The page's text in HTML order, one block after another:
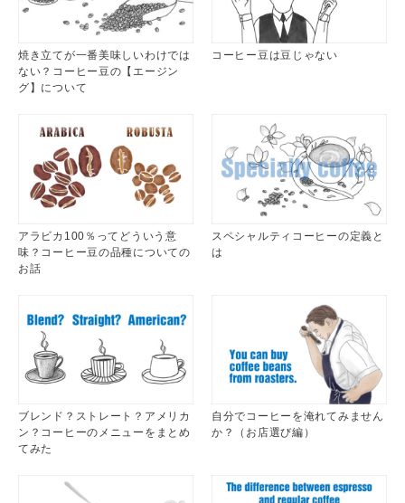
焼き立てが一番美味しいわけでは
ない？コーヒー豆の【エージン
グ】について
コーヒー豆は豆じゃない
アラビカ100％ってどういう意
味？コーヒー豆の品種についての
お話
スペシャルティコーヒーの定義と
は
ブレンド？ストレート？アメリカ
ン？コーヒーのメニューをまとめ
てみた
自分でコーヒーを淹れてみません
か？（お店選び編）